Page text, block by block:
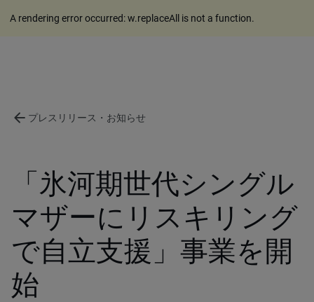
A rendering error occurred:w.replaceAll is not a function.
arrow_back プレスリリース・お知らせ
「氷河期世代シングル
マザーにリスキリング
で自立支援」事業を開
始